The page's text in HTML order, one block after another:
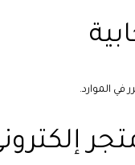
في الموارد.